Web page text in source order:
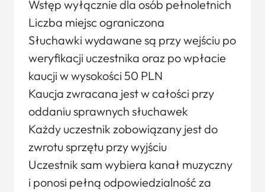
Wstęp wyłącznie dla osób pełnoletnich
Liczba miejsc ograniczona
Słuchawki wydawane są przy wejściu po
weryfikacji uczestnika oraz po wpłacie
kaucji w wysokości 50 PLN
Kaucja zwracana jest w całości przy
oddaniu sprawnych słuchawek
Każdy uczestnik zobowiązany jest do
zwrotu sprzętu przy wyjściu
Uczestnik sam wybiera kanał muzyczny
i ponosi pełną odpowiedzialność za